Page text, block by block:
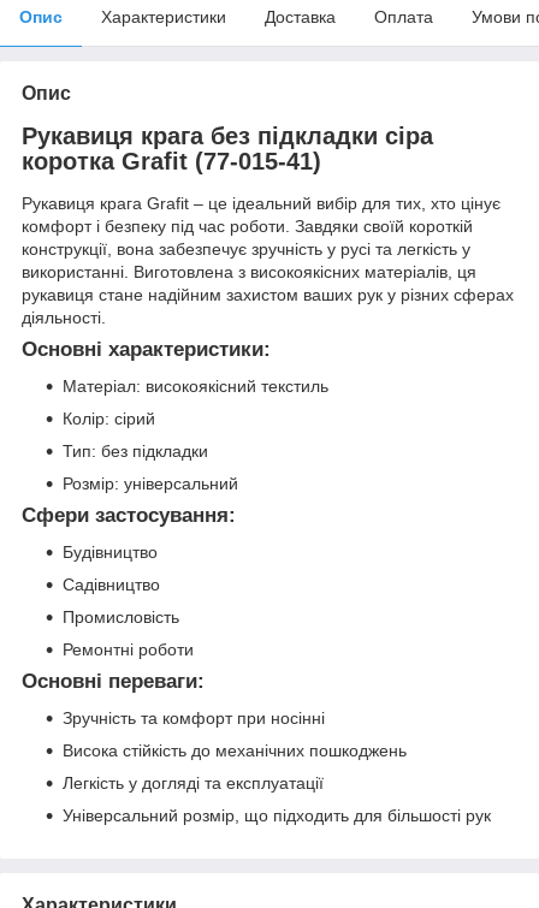
Опис Характеристики Доставка Оплата Умови
Опис
Рукавиця крага без підкладки сіра
коротка Grafit (77-015-41)
Рукавиця крага Grafit – це ідеальний вибір для тих, хто цінує
комфорт і безпеку під час роботи. Завдяки своїй короткій
конструкції, вона забезпечує зручність у русі та легкість у
використанні. Виготовлена з високоякісних матеріалів, ця
рукавиця стане надійним захистом ваших рук у різних сферах
діяльності.
Основні характеристики:
Матеріал: високоякісний текстиль
Колір: сірий
Тип: без підкладки
Розмір: універсальний
Сфери застосування:
Будівництво
Садівництво
Промисловість
Ремонтні роботи
Основні переваги:
Зручність та комфорт при носінні
Висока стійкість до механічних пошкоджень
Легкість у догляді та експлуатації
Універсальний розмір, що підходить для більшості рук